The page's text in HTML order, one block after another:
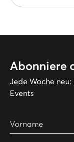
Abonniere
Jede Woche
Events
Vorname